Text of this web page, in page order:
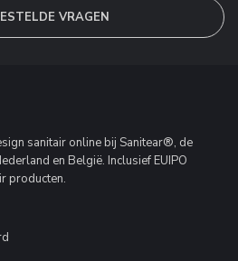
VRAGEN
sanitair online bij Sanitear®, de
en België. Inclusief EUIPO
producten.